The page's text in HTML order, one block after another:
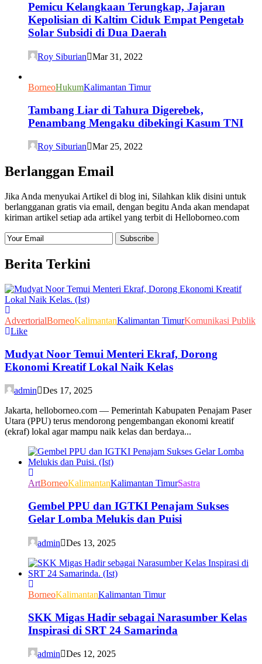
Pemicu Kelangkaan Terungkap, Jajaran
Kepolisian di Kaltim Ciduk Empat Pengetab
Solar Subsidi di Dua Daerah
Roy Siburian Mar 31, 2022
BorneoHukumKalimantan Timur
Tambang Liar di Tahura Digerebek,
Penambang Mengaku dibekingi Kasum TNI
Roy Siburian Mar 25, 2022
Berlanggan Email
Jika Anda menyukai Artikel di blog ini, Silahkan klik disini untuk
berlangganan gratis via email, dengan begitu Anda akan mendapat
kiriman artikel setiap ada artikel yang terbit di Helloborneo.com
Berita Terkini
AdvertorialBorneoKalimantanKalimantan TimurKomunikasi Publik
Like
Mudyat Noor Temui Menteri Ekraf, Dorong
Ekonomi Kreatif Lokal Naik Kelas
admin
Des 17, 2025
Jakarta, helloborneo.com — Pemerintah Kabupaten Penajam Paser
Utara (PPU) terus mendorong pengembangan ekonomi kreatif
(ekraf) lokal agar mampu naik kelas dan berdaya...
ArtBorneoKalimantanKalimantan TimurSastra
Gembel PPU dan IGTKI Penajam Sukses
Gelar Lomba Melukis dan Puisi
admin Des 13, 2025
BorneoKalimantanKalimantan Timur
SKK Migas Hadir sebagai Narasumber Kelas
Inspirasi di SRT 24 Samarinda
admin Des 12, 2025